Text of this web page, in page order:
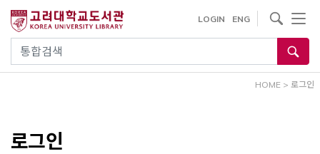
건
통합검색
LOGIN ENG
사이트내 검색
HOME > 로그인
로그인